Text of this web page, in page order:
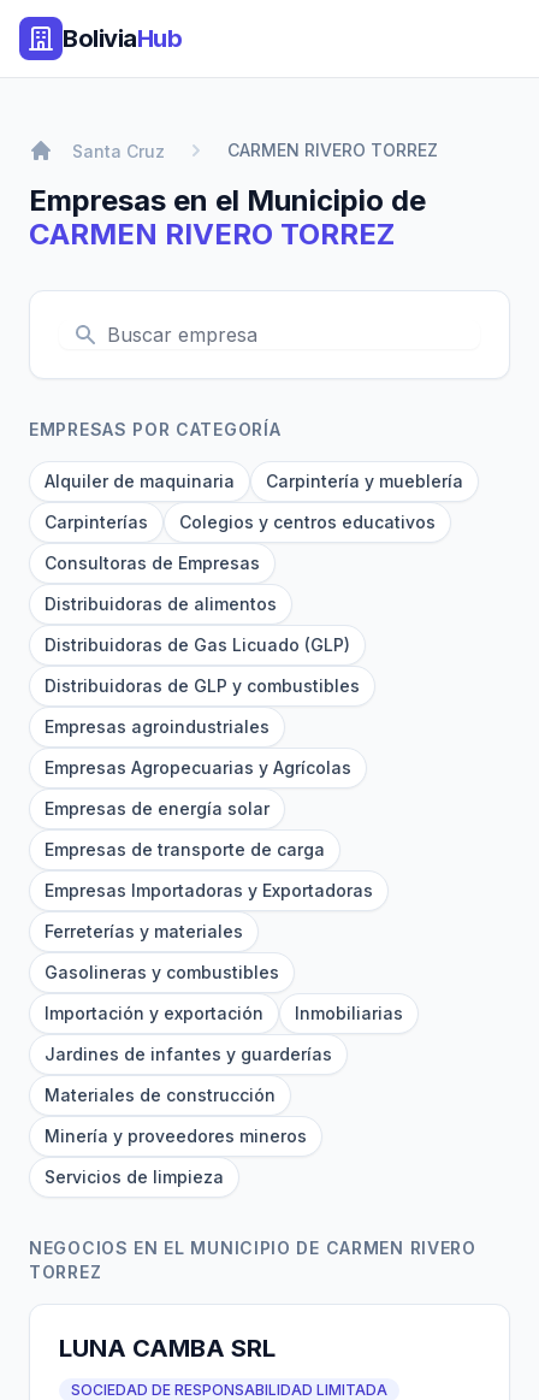
BoliviaHub
Santa Cruz CARMEN RIVERO TORREZ
Empresas en el Municipio de
CARMEN RIVERO TORREZ
EMPRESAS POR CATEGORÍA
Alquiler de maquinaria
Carpintería y mueblería
Carpinterías
Colegios y centros educativos
Consultoras de Empresas
Distribuidoras de alimentos
Distribuidoras de Gas Licuado (GLP)
Distribuidoras de GLP y combustibles
Empresas agroindustriales
Empresas Agropecuarias y Agrícolas
Empresas de energía solar
Empresas de transporte de carga
Empresas Importadoras y Exportadoras
Ferreterías y materiales
Gasolineras y combustibles
Importación y exportación
Inmobiliarias
Jardines de infantes y guarderías
Materiales de construcción
Minería y proveedores mineros
Servicios de limpieza
NEGOCIOS EN EL MUNICIPIO DE CARMEN RIVERO
TORREZ
LUNA CAMBA SRL
SOCIEDAD DE RESPONSABILIDAD LIMITADA